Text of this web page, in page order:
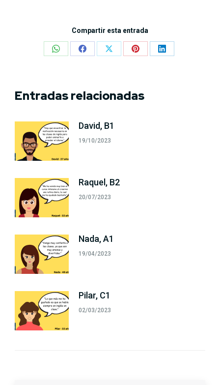
Compartir esta entrada
Share Share Share Share Share
Entradas relacionadas
David, B1
19/10/2023
Raquel, B2
20/07/2023
Nada, A1
19/04/2023
Pilar, C1
02/03/2023